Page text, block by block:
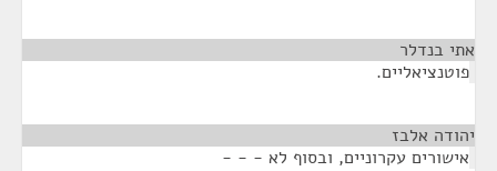
אתי בנדלר
פוטנציאליים.
יהודה אלבז
אישורים עקרוניים, ובסוף לא - - -